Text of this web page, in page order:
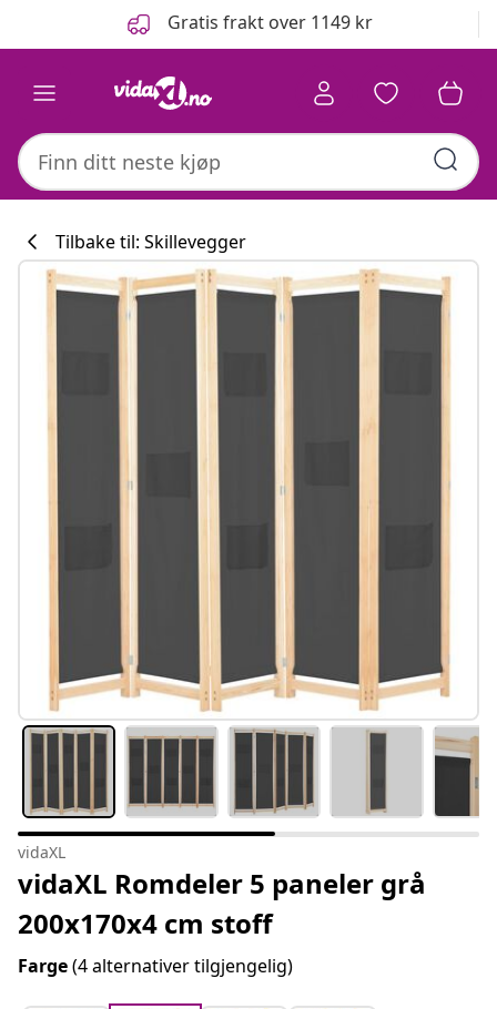
Gratis frakt over 1149 kr
Tilbake til: Skillevegger
vidaXL
vidaXL Romdeler 5 paneler grå
200x170x4 cm stoff
Farge(4 alternativer tilgjengelig)